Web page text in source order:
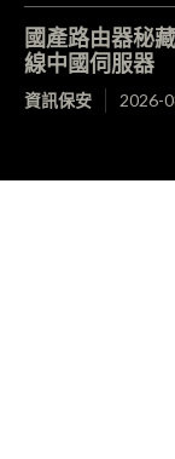
國產路由器秘
線中國伺服器
資訊保安 2026-